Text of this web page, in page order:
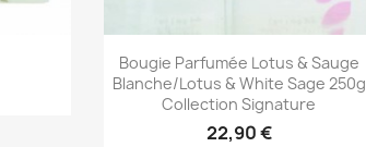
Aperçu rapide
Bougie Parfumée Lotus & Sauge
Blanche/Lotus & White Sage 250g
Collection Signature
22,90 €